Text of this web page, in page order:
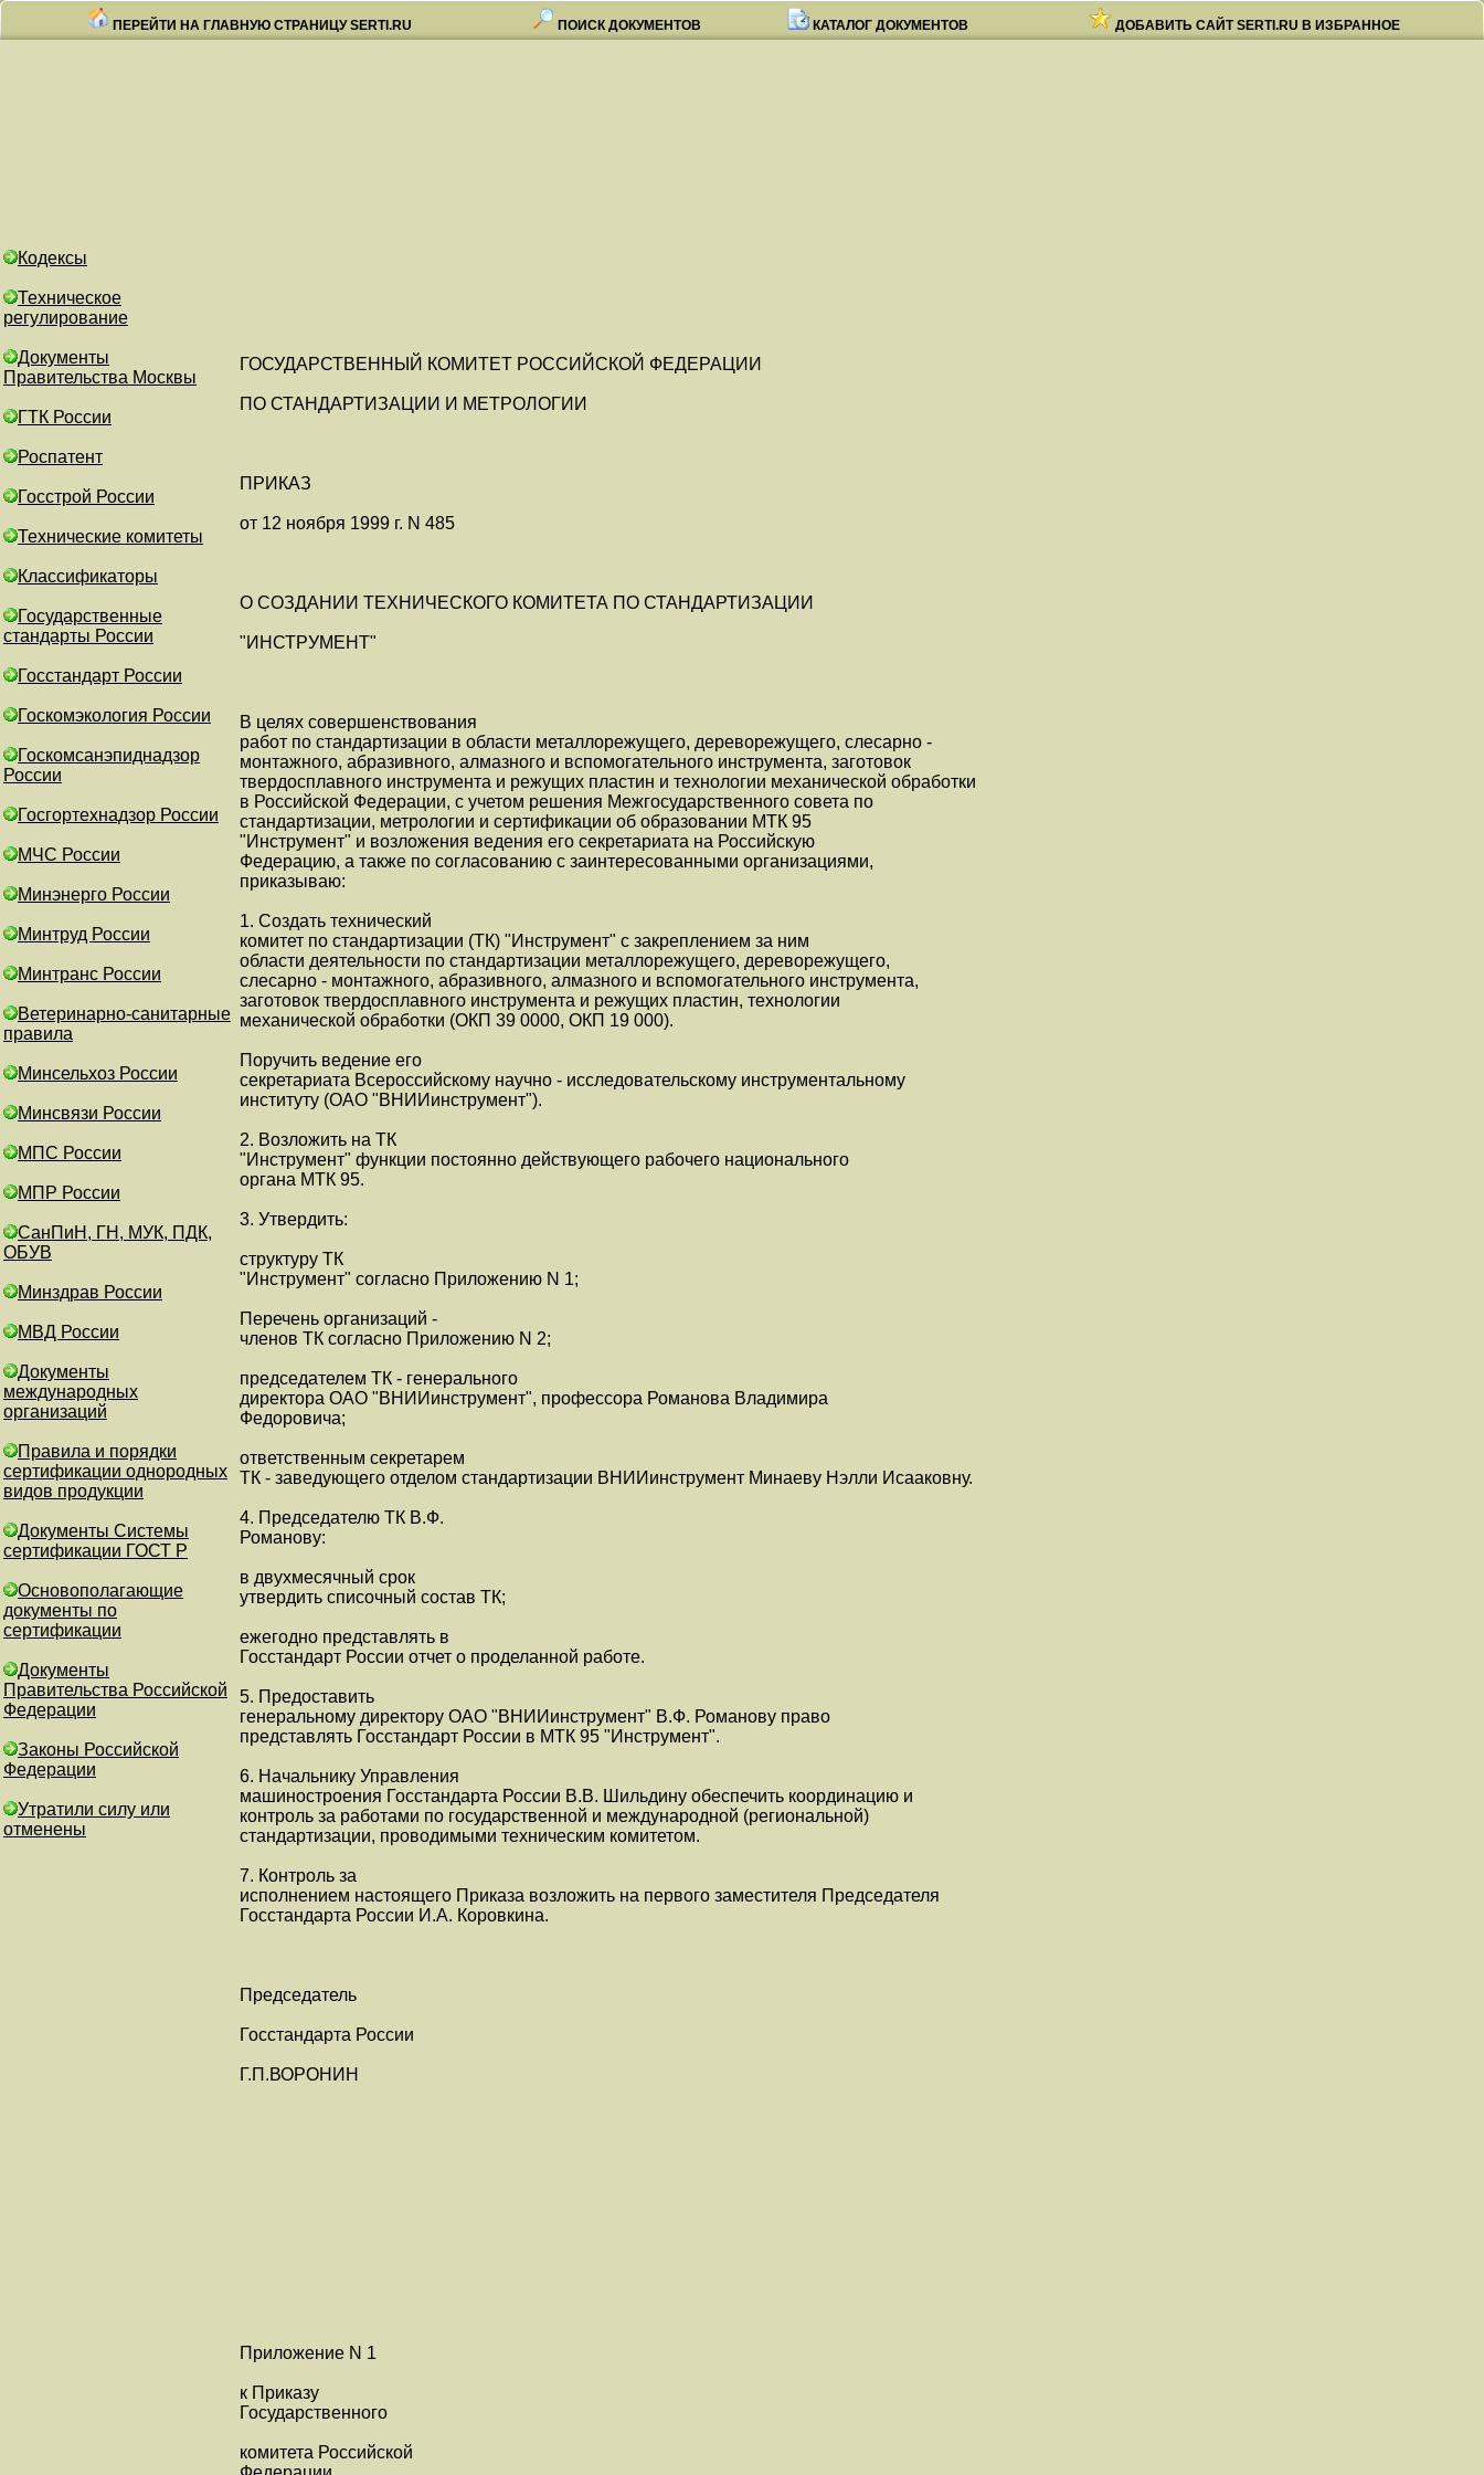
ПЕРЕЙТИ НА ГЛАВНУЮ СТРАНИЦУ SERTI.RU ПОИСК ДОКУМЕНТОВ КАТАЛОГ ДОКУМЕНТОВ ДОБАВИТЬ САЙТ SERTI.RU В ИЗБРАННОЕ
Кодексы
Техническое
регулирование
Документы
Правительства Москвы
ГТК России
Роспатент
Госстрой России
Технические комитеты
Классификаторы
Государственные
стандарты России
Госстандарт России
Госкомэкология России
Госкомсанэпиднадзор
России
Госгортехнадзор России
МЧС России
Минэнерго России
Минтруд России
Минтранс России
Ветеринарно-санитарные
правила
Минсельхоз России
Минсвязи России
МПС России
МПР России
СанПиН, ГН, МУК, ПДК,
ОБУВ
Минздрав России
МВД России
Документы
международных
организаций
Правила и порядки
сертификации однородных
видов продукции
Документы Системы
сертификации ГОСТ Р
Основополагающие
документы по
сертификации
Документы
Правительства Российской
Федерации
Законы Российской
Федерации
Утратили силу или
отменены
ГОСУДАРСТВЕННЫЙ КОМИТЕТ РОССИЙСКОЙ ФЕДЕРАЦИИ
ПО СТАНДАРТИЗАЦИИ И МЕТРОЛОГИИ
ПРИКАЗ
от 12 ноября 1999 г. N 485
О СОЗДАНИИ ТЕХНИЧЕСКОГО КОМИТЕТА ПО СТАНДАРТИЗАЦИИ
"ИНСТРУМЕНТ"
В целях совершенствования
работ по стандартизации в области металлорежущего, дереворежущего, слесарно -
монтажного, абразивного, алмазного и вспомогательного инструмента, заготовок
твердосплавного инструмента и режущих пластин и технологии механической обработки
в Российской Федерации, с учетом решения Межгосударственного совета по
стандартизации, метрологии и сертификации об образовании МТК 95
"Инструмент" и возложения ведения его секретариата на Российскую
Федерацию, а также по согласованию с заинтересованными организациями,
приказываю:
1. Создать технический
комитет по стандартизации (ТК) "Инструмент" с закреплением за ним
области деятельности по стандартизации металлорежущего, дереворежущего,
слесарно - монтажного, абразивного, алмазного и вспомогательного инструмента,
заготовок твердосплавного инструмента и режущих пластин, технологии
механической обработки (ОКП 39 0000, ОКП 19 000).
Поручить ведение его
секретариата Всероссийскому научно - исследовательскому инструментальному
институту (ОАО "ВНИИинструмент").
2. Возложить на ТК
"Инструмент" функции постоянно действующего рабочего национального
органа МТК 95.
3. Утвердить:
структуру ТК
"Инструмент" согласно Приложению N 1;
Перечень организаций -
членов ТК согласно Приложению N 2;
председателем ТК - генерального
директора ОАО "ВНИИинструмент", профессора Романова Владимира
Федоровича;
ответственным секретарем
ТК - заведующего отделом стандартизации ВНИИинструмент Минаеву Нэлли Исааковну.
4. Председателю ТК В.Ф.
Романову:
в двухмесячный срок
утвердить списочный состав ТК;
ежегодно представлять в
Госстандарт России отчет о проделанной работе.
5. Предоставить
генеральному директору ОАО "ВНИИинструмент" В.Ф. Романову право
представлять Госстандарт России в МТК 95 "Инструмент".
6. Начальнику Управления
машиностроения Госстандарта России В.В. Шильдину обеспечить координацию и
контроль за работами по государственной и международной (региональной)
стандартизации, проводимыми техническим комитетом.
7. Контроль за
исполнением настоящего Приказа возложить на первого заместителя Председателя
Госстандарта России И.А. Коровкина.
Председатель
Госстандарта России
Г.П.ВОРОНИН
Приложение N 1
к Приказу
Государственного
комитета Российской